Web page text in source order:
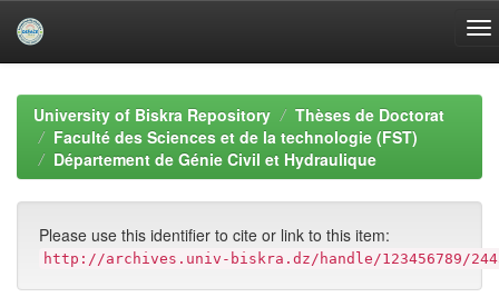
navigationUniversity of Biskra Repository
Thèses de Doctorat
Faculté des Sciences et de la technologie (FST)
Département de Génie Civil et Hydraulique
Please use this identifier to cite or link to this item:
http://archives.univ-biskra.dz/handle/123456789/